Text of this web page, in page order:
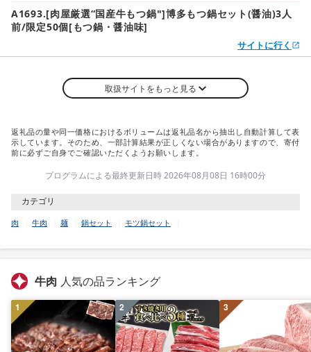
A1693.[肉屋厳選“国産牛もつ鍋"]博多もつ鍋セット(醤油)3人
前/限定50個[もつ鍋・醤油味]
サイトに行く
取扱サイトをもっと見る
返礼品の量や同一価格におけるボリュームは返礼品名から抽出し自動計算して表
示しています。そのため、一部計算結果が正しくない場合がありますので、寄付
前に必ずご自身でご確認いただくようお願いします。
プログラムによる最終更新日時 2026年08月08日 16時00分
カテゴリ
肉 牛肉 麺 鍋セット モツ鍋セット
牛肉 人気の品ランキング
1 2 3